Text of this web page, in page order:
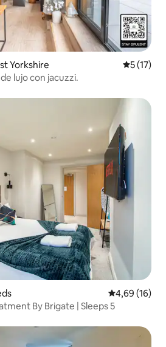
Yorkshire
5 (17)
lujo con jacuzzi.
Calificación
4,69 (16)
By Brigate | Sleeps 5